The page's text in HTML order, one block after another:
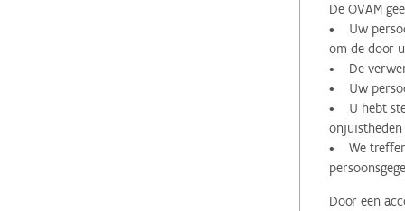
De OVAM
• Uw
om de door
• De
• Uw
• U hebt
onjuistheden
• We treffen
Door een